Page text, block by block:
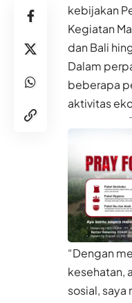
kebijakan
Kegiatan
dan Bali
Dalam
beberapa
aktivitas
“Dengan
kesehatan,
sosial,